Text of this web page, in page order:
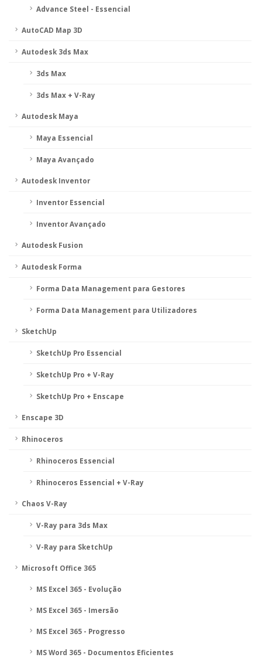
Advance Steel - Essencial
AutoCAD Map 3D
Autodesk 3ds Max
3ds Max
3ds Max + V-Ray
Autodesk Maya
Maya Essencial
Maya Avançado
Autodesk Inventor
Inventor Essencial
Inventor Avançado
Autodesk Fusion
Autodesk Forma
Forma Data Management para Gestores
Forma Data Management para Utilizadores
SketchUp
SketchUp Pro Essencial
SketchUp Pro + V-Ray
SketchUp Pro + Enscape
Enscape 3D
Rhinoceros
Rhinoceros Essencial
Rhinoceros Essencial + V-Ray
Chaos V-Ray
V-Ray para 3ds Max
V-Ray para SketchUp
Microsoft Office 365
MS Excel 365 - Evolução
MS Excel 365 - Imersão
MS Excel 365 - Progresso
MS Word 365 - Documentos Eficientes